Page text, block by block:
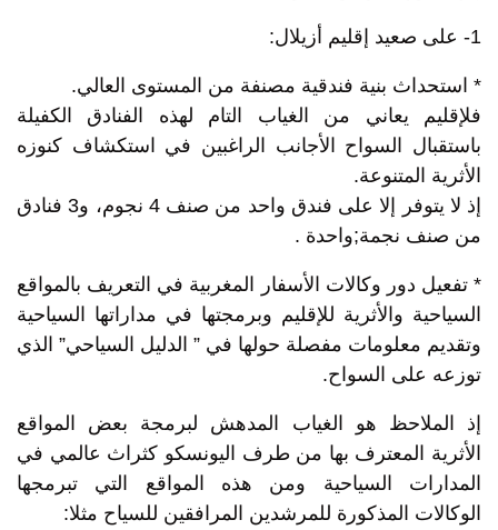
1- على صعيد إقليم أزيلال:
* استحداث بنية فندقية مصنفة من المستوى العالي.
فلإقليم يعاني من الغياب التام لهذه الفنادق الكفيلة
باستقبال السواح الأجانب الراغبين في استكشاف كنوزه
الأثرية المتنوعة.
إذ لا يتوفر إلا على فندق واحد من صنف 4 نجوم، و3 فنادق
من صنف نجمة;واحدة .
* تفعيل دور وكالات الأسفار المغربية في التعريف بالمواقع
السياحية والأثرية للإقليم وبرمجتها في مداراتها السياحية
وتقديم معلومات مفصلة حولها في ” الدليل السياحي” الذي
توزعه على السواح.
إذ الملاحظ هو الغياب المدهش لبرمجة بعض المواقع
الأثرية المعترف بها من طرف اليونسكو كثراث عالمي في
المدارات السياحية ومن هذه المواقع التي تبرمجها
الوكالات المذكورة للمرشدين المرافقين للسياح مثلا: